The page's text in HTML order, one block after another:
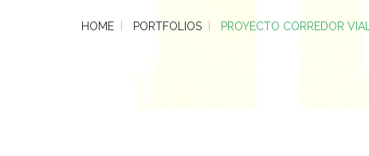
HOME PORTFOLIOS PROYECTO CORREDOR